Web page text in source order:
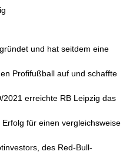
und hat seitdem eine
Profifußball auf und schaffte
2021 erreichte RB Leipzig das
für einen vergleichsweise
des Red-Bull-